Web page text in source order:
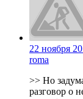
22 ноября
roma
>> Но
разговор о